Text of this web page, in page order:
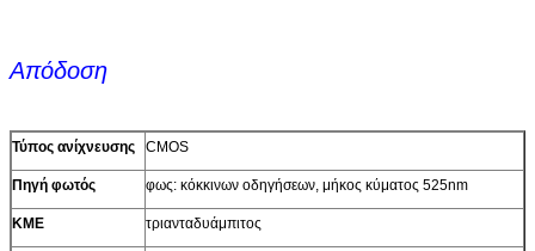
Απόδοση
Τύπος ανίχνευσης CMOS
Πηγή φωτός φως: κόκκινων οδηγήσεων, μήκος κύματος 525nm
ΚΜΕ τριανταδυάμπιτος